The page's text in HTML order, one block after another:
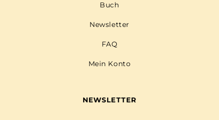
Buch
Newsletter
FAQ
Mein Konto
NEWSLETTER